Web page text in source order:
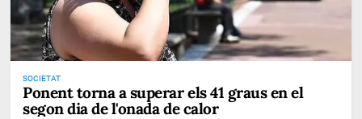
SOCIETAT
Ponent torna a superar els 41 graus en el
segon dia de l'onada de calor